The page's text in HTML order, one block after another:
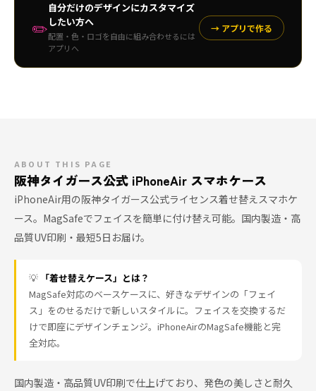
✏️
自分だけのデザインにカスタマイズ
したい方へ
配置・色・ロゴを自由に組み合わせるには
アプリへ
→ アプリで作る
ABOUT THIS PAGE
阪神タイガース公式 iPhoneAir スマホケース
iPhoneAir用の阪神タイガース公式ライセンス着せ替えスマホケ
ース。MagSafeでフェイスを簡単に付け替え可能。国内製造・高
品質UV印刷・最短5日お届け。
💡 「着せ替えケース」とは？
MagSafe対応のベースケースに、好きなデザインの「フェイ
ス」をのせるだけで新しいスタイルに。フェイスを交換するだ
けで即座にデザインチェンジ。iPhoneAirのMagSafe機能と完
全対応。
国内製造・高品質UV印刷で仕上げており、発色の美しさと耐久